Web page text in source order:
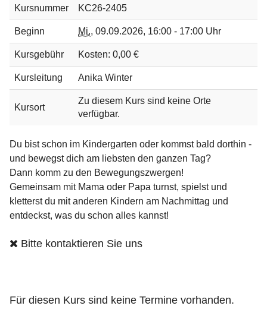
Kursnummer KC26-2405
Beginn Mi., 09.09.2026, 16:00 - 17:00 Uhr
Kursgebühr Kosten: 0,00 €
Kursleitung Anika Winter
Kursort
Zu diesem Kurs sind keine Orte
verfügbar.
Du bist schon im Kindergarten oder kommst bald dorthin -
und bewegst dich am liebsten den ganzen Tag?
Dann komm zu den Bewegungszwergen!
Gemeinsam mit Mama oder Papa turnst, spielst und
kletterst du mit anderen Kindern am Nachmittag und
entdeckst, was du schon alles kannst!
Bitte kontaktieren Sie uns
Für diesen Kurs sind keine Termine vorhanden.